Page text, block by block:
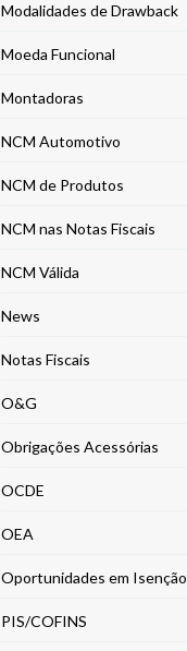
Modalidades de Drawback
Moeda Funcional
Montadoras
NCM Automotivo
NCM de Produtos
NCM nas Notas Fiscais
NCM Válida
News
Notas Fiscais
O&G
Obrigações Acessórias
OCDE
OEA
Oportunidades em Isenção
PIS/COFINS